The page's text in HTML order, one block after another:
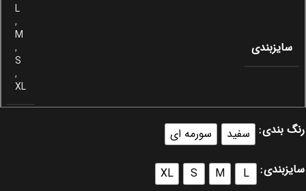
سایزبندی
L
,
M
,
S
,
XL
رنگ بندی سفید سورمه ای
سایزبندی L
M
S
XL